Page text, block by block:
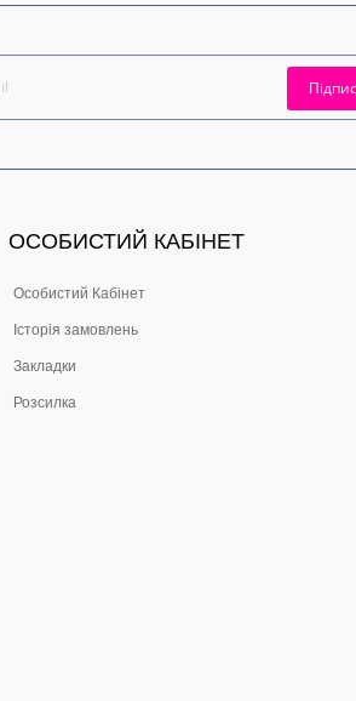
ОСОБИСТИЙ КАБІНЕТ
Особистий Кабінет
Історія замовлень
Закладки
Розсилка